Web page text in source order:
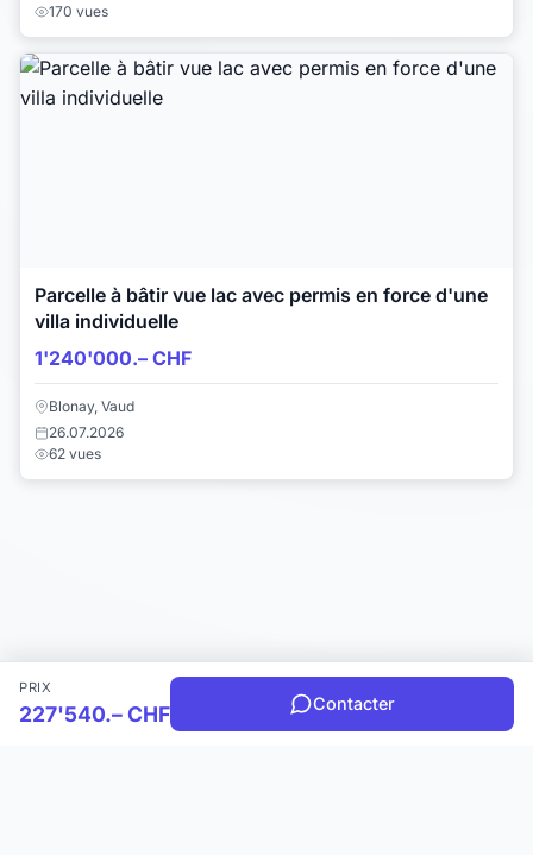
170 vues
Parcelle à bâtir vue lac avec permis en force d'une
villa individuelle
1'240'000.– CHF
Blonay, Vaud
26.07.2026
62 vues
PRIX
227'540.– CHF Contacter